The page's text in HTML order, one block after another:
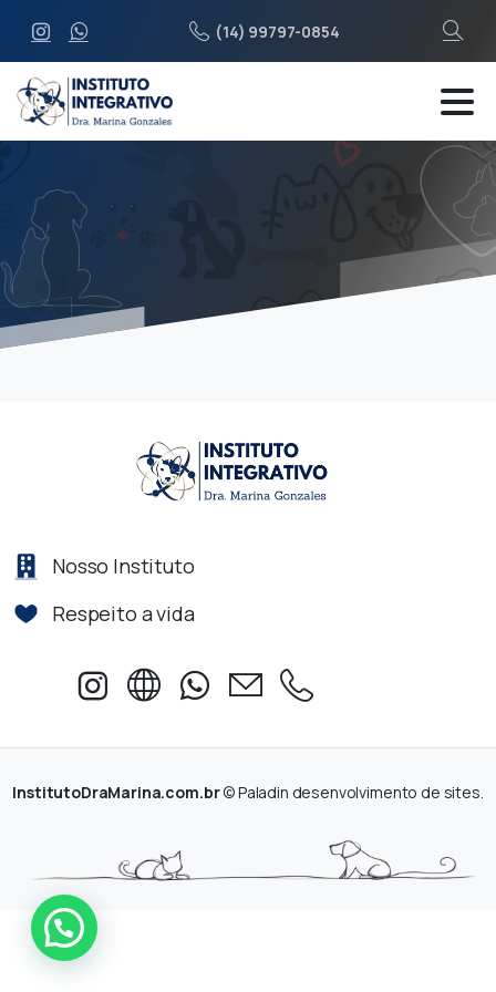
(14) 99797-0854
Nosso Instituto
Respeito a vida
InstitutoDraMarina.com.br© Paladin desenvolvimento de sites.